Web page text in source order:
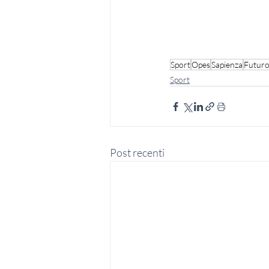
SportOpesSapienza Futuro
Sport
Post recenti